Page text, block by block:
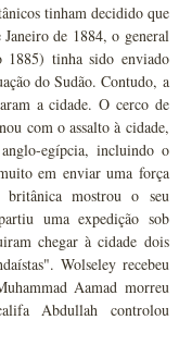
tinham decidido que
de 1884, o general
1885) tinha sido enviado
do Sudão. Contudo, a
a cidade. O cerco de
com o assalto à cidade,
egípcia, incluindo o
em enviar uma força
mostrou o seu
uma expedição sob
chegar à cidade dois
Wolseley recebeu
Aamad morreu
Abdullah controlou